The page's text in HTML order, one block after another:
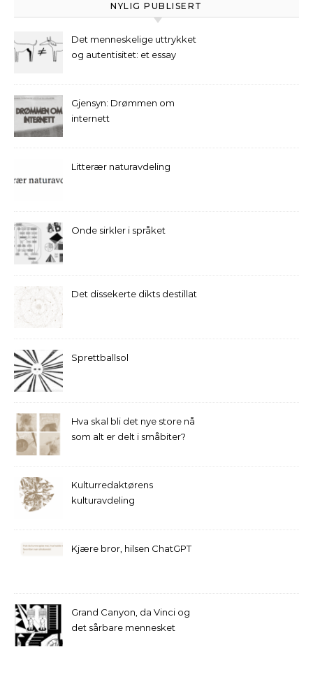
NYLIG PUBLISERT
Det menneskelige uttrykket
og autentisitet: et essay
Gjensyn: Drømmen om
internett
Litterær naturavdeling
Onde sirkler i språket
Det dissekerte dikts destillat
Sprettballsol
Hva skal bli det nye store nå
som alt er delt i småbiter?
Kulturredaktørens
kulturavdeling
Kjære bror, hilsen ChatGPT
Grand Canyon, da Vinci og
det sårbare mennesket